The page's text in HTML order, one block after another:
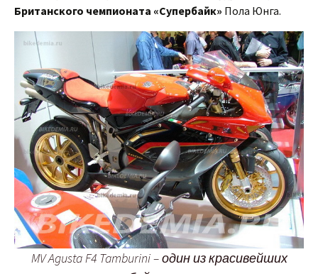
Британского чемпионата «Супербайк» Пола Юнга.
MV Agusta F4 Tamburini – один из красивейших